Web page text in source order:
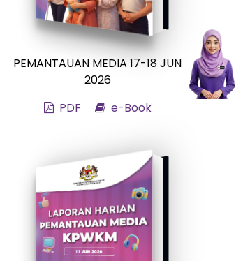
PEMANTAUAN MEDIA 17-18 JUN
2026
PDF
e-Book